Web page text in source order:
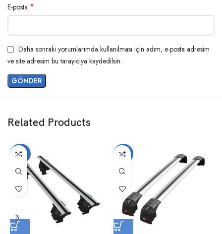
E-posta *
Daha sonraki yorumlarımda kullanılması için adım, e-posta adresim
ve site adresim bu tarayıcıya kaydedilsin.
Related Products
-20% -14%